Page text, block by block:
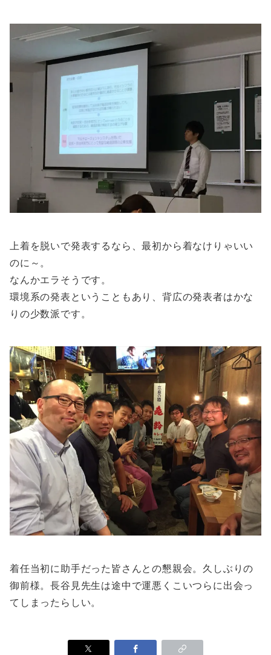
上着を脱いで発表するなら、最初から着なけりゃいい
のに～。
なんかエラそうです。
環境系の発表ということもあり、背広の発表者はかな
りの少数派です。
着任当初に助手だった皆さんとの懇親会。久しぶりの
御前様。長谷見先生は途中で運悪くこいつらに出会っ
てしまったらしい。